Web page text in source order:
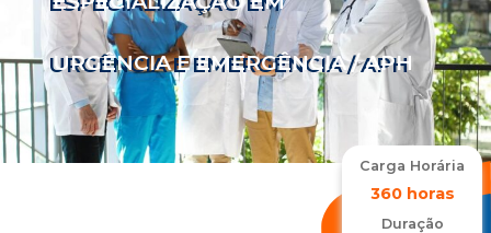
URGÊNCIA E EMERGÊNCIA / APH
Carga Horária
360 horas
Duração